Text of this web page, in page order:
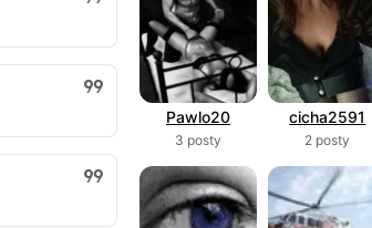
Pawlo20
3 posty
cicha2591
2 posty